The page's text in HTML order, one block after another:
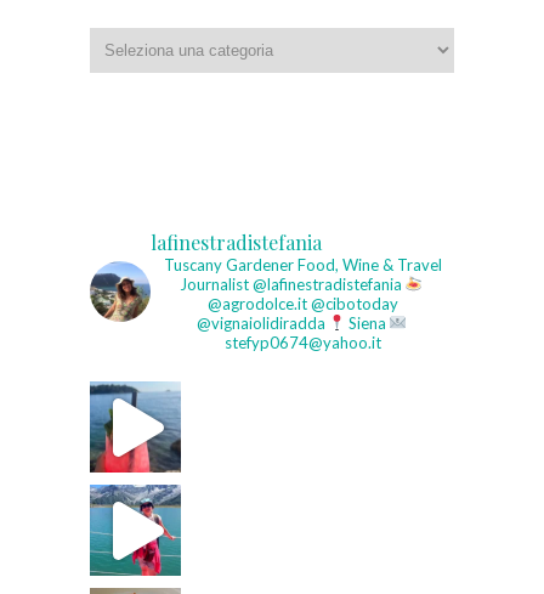
lafinestradistefania
Tuscany GardenerFood, Wine & Travel
Journalist@lafinestradistefania
@agrodolce.it @cibotoday
@vignaiolidiradda
Siena
stefyp0674@yahoo.it